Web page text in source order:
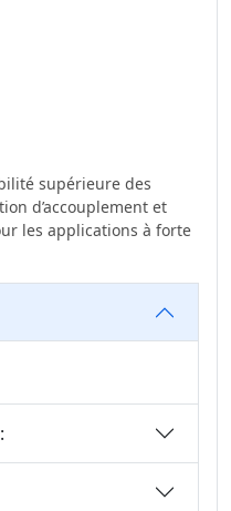
supérieure des
d’accouplement et
les applications à forte